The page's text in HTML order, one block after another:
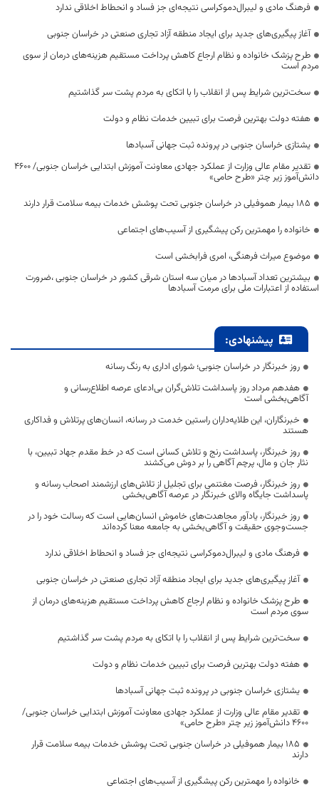
فرهنگ مادی و لیبرال‌دموکراسی نتیجه‌ای جز فساد و انحطاط اخلاقی ندارد
آغاز پیگیری‌های جدید برای ایجاد منطقه آزاد تجاری صنعتی در خراسان جنوبی
طرح پزشک خانواده و نظام ارجاع کاهش پرداخت مستقیم هزینه‌های درمان از سوی
مردم است
سخت‌ترین شرایط پس از انقلاب را با اتکای به مردم پشت سر گذاشتیم
هفته دولت بهترین فرصت برای تبیین خدمات نظام و دولت
یشتازی خراسان جنوبی در پرونده ثبت جهانی آسبادها
تقدیر مقام عالی وزارت از عملکرد جهادی معاونت آموزش ابتدایی خراسان جنوبی/ ۴۶۰۰
دانش‌آموز زیر چتر «طرح حامی»
۱۸۵ بیمار هموفیلی در خراسان جنوبی تحت پوشش خدمات بیمه سلامت قرار دارند
خانواده را مهمترین رکن پیشگیری از آسیب‌های اجتماعی
موضوع میراث فرهنگی، امری فرابخشی است
بیشترین تعداد آسبادها در میان سه استان شرقی کشور در خراسان جنوبی ،ضرورت
استفاده از اعتبارات ملی برای مرمت آسبادها
پیشنهادی:
روز خبرنگار در خراسان جنوبی؛ شورای اداری به رنگ رسانه
هفدهم مرداد روز پاسداشت تلاش‌گران بی‌ادعای عرصه اطلاع‌رسانی و
آگاهی‌بخشی است
خبرنگاران، این طلایه‌داران راستین خدمت در رسانه، انسان‌های پرتلاش و فداکاری
هستند
روز خبرنگار، پاسداشت رنج و تلاش کسانی است که در خط مقدم جهاد تبیین، با
نثار جان و مال، پرچم آگاهی را بر دوش می‌کشند
روز خبرنگار، فرصت مغتنمی برای تجلیل از تلاش‌های ارزشمند اصحاب رسانه و
پاسداشت جایگاه والای خبرنگار در عرصه آگاهی‌بخشی
روز خبرنگار، یادآور مجاهدت‌های خاموش انسان‌هایی است که رسالت خود را در
جست‌وجوی حقیقت و آگاهی‌بخشی به جامعه معنا کرده‌اند
فرهنگ مادی و لیبرال‌دموکراسی نتیجه‌ای جز فساد و انحطاط اخلاقی ندارد
آغاز پیگیری‌های جدید برای ایجاد منطقه آزاد تجاری صنعتی در خراسان جنوبی
طرح پزشک خانواده و نظام ارجاع کاهش پرداخت مستقیم هزینه‌های درمان از
سوی مردم است
سخت‌ترین شرایط پس از انقلاب را با اتکای به مردم پشت سر گذاشتیم
هفته دولت بهترین فرصت برای تبیین خدمات نظام و دولت
یشتازی خراسان جنوبی در پرونده ثبت جهانی آسبادها
تقدیر مقام عالی وزارت از عملکرد جهادی معاونت آموزش ابتدایی خراسان جنوبی/
۴۶۰۰ دانش‌آموز زیر چتر «طرح حامی»
۱۸۵ بیمار هموفیلی در خراسان جنوبی تحت پوشش خدمات بیمه سلامت قرار
دارند
خانواده را مهمترین رکن پیشگیری از آسیب‌های اجتماعی